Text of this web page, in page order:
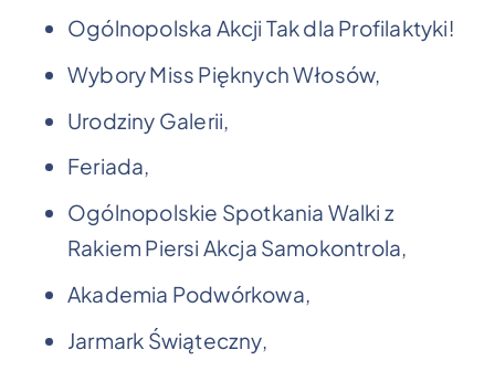
Ogólnopolska Akcji Tak dla Profilaktyki!
Wybory Miss Pięknych Włosów,
Urodziny Galerii,
Feriada,
Ogólnopolskie Spotkania Walki z
Rakiem Piersi Akcja Samokontrola,
Akademia Podwórkowa,
Jarmark Świąteczny,